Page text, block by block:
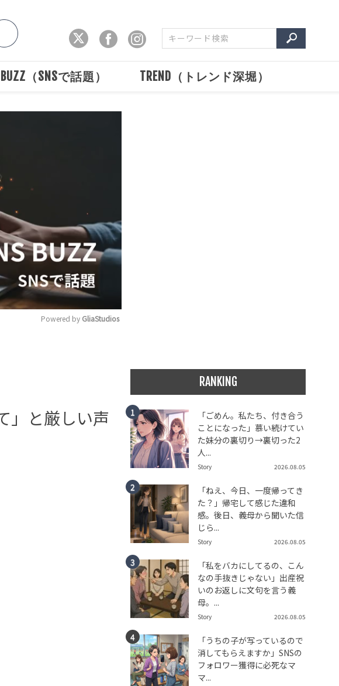
（SNSで話題） TREND（トレンド深堀）
Powered by GliaStudios
」と厳しい声
RANKING
「ごめん。私たち、付き合う
ことになった」慕い続けてい
た妹分の裏切り→裏切った2
人...
Story 2026.08.05
「ねえ、今日、一度帰ってき
た？」帰宅して感じた違和
感。後日、義母から聞いた信
じら...
Story 2026.08.05
「私をバカにしてるの、こん
なの手抜きじゃない」出産祝
いのお返しに文句を言う義
母。...
Story 2026.08.05
「うちの子が写っているので
消してもらえますか」SNSの
フォロワー獲得に必死なマ
マ...